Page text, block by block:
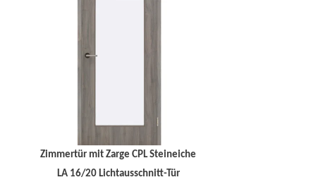
Zimmertür mit Zarge CPL Steineiche
LA 16/20 Lichtausschnitt-Tür